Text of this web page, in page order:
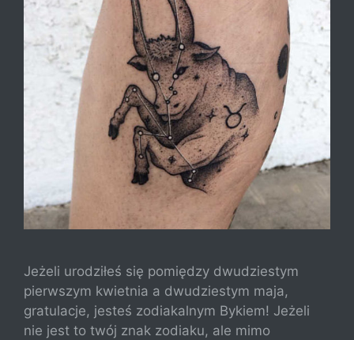
Jeżeli urodziłeś się pomiędzy dwudziestym
pierwszym kwietnia a dwudziestym maja,
gratulacje, jesteś zodiakalnym Bykiem! Jeżeli
nie jest to twój znak zodiaku, ale mimo